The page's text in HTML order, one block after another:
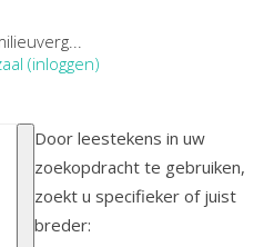
(inloggen)
Door leestekens in uw
zoekopdracht te gebruiken,
zoekt u specifieker of juist
breder: